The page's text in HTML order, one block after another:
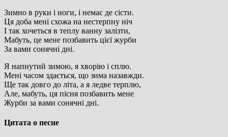
Зимно в руки і ноги, і немає де сісти.
Ця доба мені схожа на нестерпну ніч
І так хочеться в теплу ванну залізти,
Мабуть, це мене позбавить цієї журби
За вами сонячні дні.
Я напнутий зимою, я хворію і сплю.
Мені часом здається, що зима назавжди.
Ще так довго до літа, а я ледве терплю,
Але, мабуть, ця пісня позбавить мене
Журби за вами сонячні дні.
Цитата о песне